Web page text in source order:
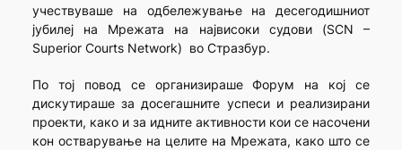
учествуваше на одбележување на десегодишниот
јубилеј на Мрежата на највисоки судови (SCN –
Superior Courts Network) во Стразбур.
По тој повод се организираше Форум на кој се
дискутираше за досегашните успеси и реализирани
проекти, како и за идните активности кои се насочени
кон остварување на целите на Мрежата, како што се